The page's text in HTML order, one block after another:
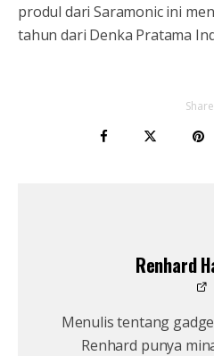
produl dari Saramonic ini
tahun dari Denka Pratama
Share
Renhard
Menulis tentang
Renhard punya